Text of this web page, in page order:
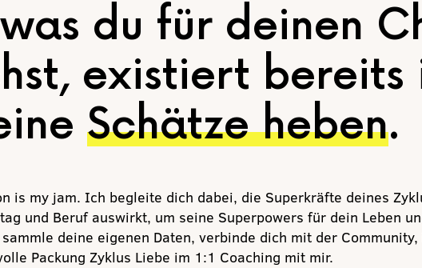
du für deinen
existiert bereits
Schätze heben.
is my jam. Ich begleite dich dabei, die Superkräfte deines
und Beruf auswirkt, um seine Superpowers für dein Leben
deine eigenen Daten, verbinde dich mit der
Packung Zyklus Liebe im 1:1 Coaching mit mir.